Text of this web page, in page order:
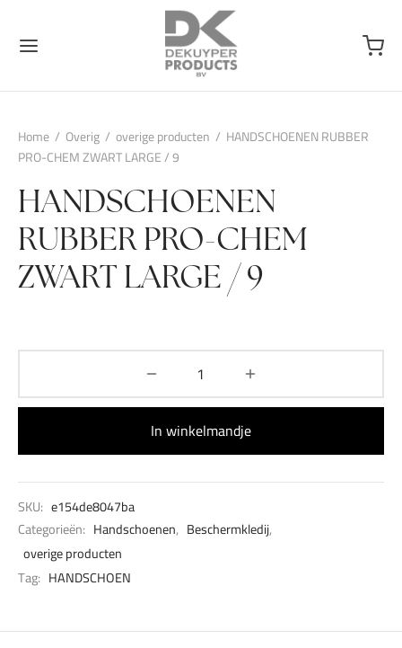
Home / Overig / overige producten / HANDSCHOENEN RUBBER
PRO-CHEM ZWART LARGE / 9
HANDSCHOENEN
RUBBER PRO-CHEM
ZWART LARGE / 9
In winkelmandje
SKU: e154de8047ba
Categorieën: Handschoenen, Beschermkledij,
overige producten
Tag: HANDSCHOEN